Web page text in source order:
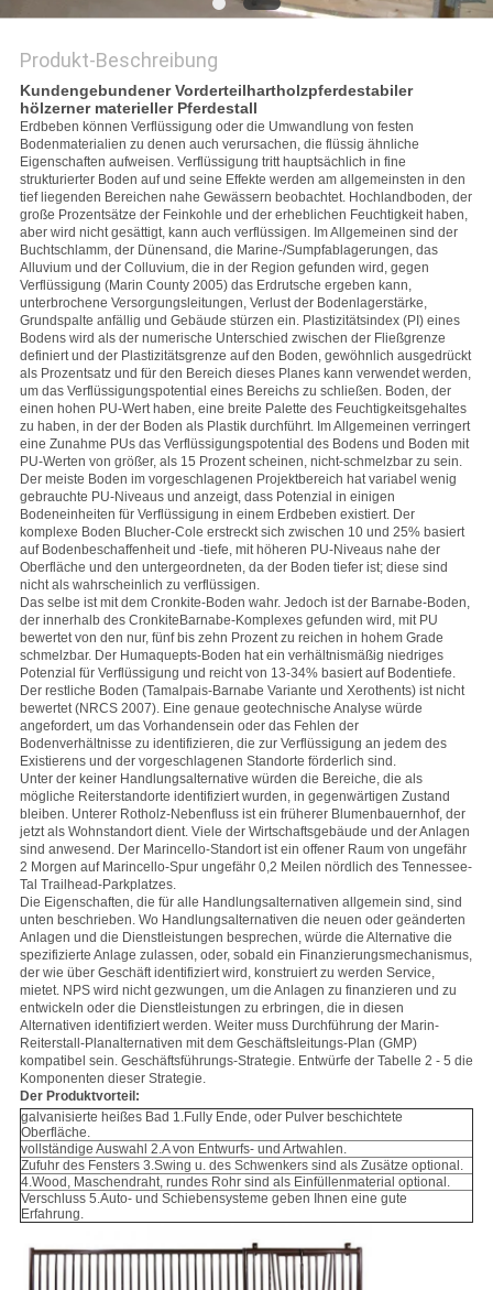
Produkt-Beschreibung
Kundengebundener Vorderteilhartholzpferdestabiler
hölzerner materieller Pferdestall
Erdbeben können Verflüssigung oder die Umwandlung von festen
Bodenmaterialien zu denen auch verursachen, die flüssig ähnliche
Eigenschaften aufweisen. Verflüssigung tritt hauptsächlich in fine
strukturierter Boden auf und seine Effekte werden am allgemeinsten in den
tief liegenden Bereichen nahe Gewässern beobachtet. Hochlandboden, der
große Prozentsätze der Feinkohle und der erheblichen Feuchtigkeit haben,
aber wird nicht gesättigt, kann auch verflüssigen. Im Allgemeinen sind der
Buchtschlamm, der Dünensand, die Marine-/Sumpfablagerungen, das
Alluvium und der Colluvium, die in der Region gefunden wird, gegen
Verflüssigung (Marin County 2005) das Erdrutsche ergeben kann,
unterbrochene Versorgungsleitungen, Verlust der Bodenlagerstärke,
Grundspalte anfällig und Gebäude stürzen ein. Plastizitätsindex (PI) eines
Bodens wird als der numerische Unterschied zwischen der Fließgrenze
definiert und der Plastizitätsgrenze auf den Boden, gewöhnlich ausgedrückt
als Prozentsatz und für den Bereich dieses Planes kann verwendet werden,
um das Verflüssigungspotential eines Bereichs zu schließen. Boden, der
einen hohen PU-Wert haben, eine breite Palette des Feuchtigkeitsgehaltes
zu haben, in der der Boden als Plastik durchführt. Im Allgemeinen verringert
eine Zunahme PUs das Verflüssigungspotential des Bodens und Boden mit
PU-Werten von größer, als 15 Prozent scheinen, nicht-schmelzbar zu sein.
Der meiste Boden im vorgeschlagenen Projektbereich hat variabel wenig
gebrauchte PU-Niveaus und anzeigt, dass Potenzial in einigen
Bodeneinheiten für Verflüssigung in einem Erdbeben existiert. Der
komplexe Boden Blucher-Cole erstreckt sich zwischen 10 und 25% basiert
auf Bodenbeschaffenheit und -tiefe, mit höheren PU-Niveaus nahe der
Oberfläche und den untergeordneten, da der Boden tiefer ist; diese sind
nicht als wahrscheinlich zu verflüssigen.
Das selbe ist mit dem Cronkite-Boden wahr. Jedoch ist der Barnabe-Boden,
der innerhalb des CronkiteBarnabe-Komplexes gefunden wird, mit PU
bewertet von den nur, fünf bis zehn Prozent zu reichen in hohem Grade
schmelzbar. Der Humaquepts-Boden hat ein verhältnismäßig niedriges
Potenzial für Verflüssigung und reicht von 13-34% basiert auf Bodentiefe.
Der restliche Boden (Tamalpais-Barnabe Variante und Xerothents) ist nicht
bewertet (NRCS 2007). Eine genaue geotechnische Analyse würde
angefordert, um das Vorhandensein oder das Fehlen der
Bodenverhältnisse zu identifizieren, die zur Verflüssigung an jedem des
Existierens und der vorgeschlagenen Standorte förderlich sind.
Unter der keiner Handlungsalternative würden die Bereiche, die als
mögliche Reiterstandorte identifiziert wurden, in gegenwärtigen Zustand
bleiben. Unterer Rotholz-Nebenfluss ist ein früherer Blumenbauernhof, der
jetzt als Wohnstandort dient. Viele der Wirtschaftsgebäude und der Anlagen
sind anwesend. Der Marincello-Standort ist ein offener Raum von ungefähr
2 Morgen auf Marincello-Spur ungefähr 0,2 Meilen nördlich des Tennessee-
Tal Trailhead-Parkplatzes.
Die Eigenschaften, die für alle Handlungsalternativen allgemein sind, sind
unten beschrieben. Wo Handlungsalternativen die neuen oder geänderten
Anlagen und die Dienstleistungen besprechen, würde die Alternative die
spezifizierte Anlage zulassen, oder, sobald ein Finanzierungsmechanismus,
der wie über Geschäft identifiziert wird, konstruiert zu werden Service,
mietet. NPS wird nicht gezwungen, um die Anlagen zu finanzieren und zu
entwickeln oder die Dienstleistungen zu erbringen, die in diesen
Alternativen identifiziert werden. Weiter muss Durchführung der Marin-
Reiterstall-Planalternativen mit dem Geschäftsleitungs-Plan (GMP)
kompatibel sein. Geschäftsführungs-Strategie. Entwürfe der Tabelle 2 - 5 die
Komponenten dieser Strategie.
Der Produktvorteil:
galvanisierte heißes Bad 1.Fully Ende, oder Pulver beschichtete
Oberfläche.
vollständige Auswahl 2.A von Entwurfs- und Artwahlen.
Zufuhr des Fensters 3.Swing u. des Schwenkers sind als Zusätze optional.
4.Wood, Maschendraht, rundes Rohr sind als Einfüllenmaterial optional.
Verschluss 5.Auto- und Schiebensysteme geben Ihnen eine gute
Erfahrung.